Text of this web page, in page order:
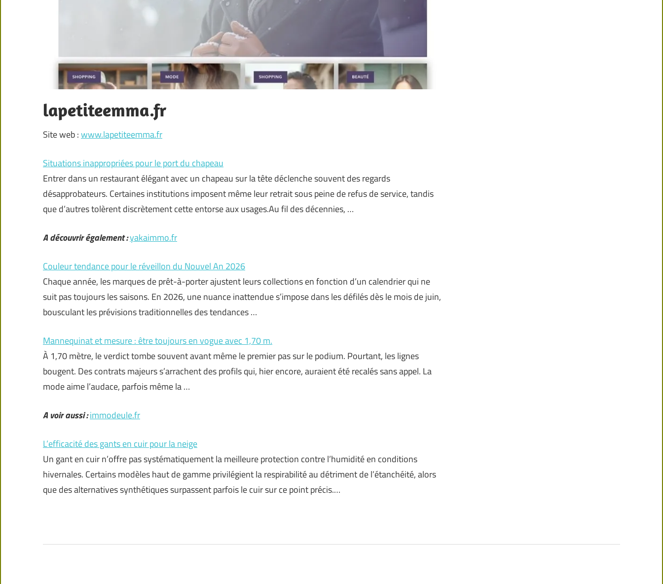
lapetiteemma.fr
Site web :www.lapetiteemma.fr
Situations inappropriées pour le port du chapeau
Entrer dans un restaurant élégant avec un chapeau sur la tête déclenche souvent des regards
désapprobateurs. Certaines institutions imposent même leur retrait sous peine de refus de service, tandis
que d’autres tolèrent discrètement cette entorse aux usages.Au fil des décennies, …
A découvrir également :yakaimmo.fr
Couleur tendance pour le réveillon du Nouvel An 2026
Chaque année, les marques de prêt-à-porter ajustent leurs collections en fonction d’un calendrier qui ne
suit pas toujours les saisons. En 2026, une nuance inattendue s’impose dans les défilés dès le mois de juin,
bousculant les prévisions traditionnelles des tendances …
Mannequinat et mesure : être toujours en vogue avec 1,70 m.
À 1,70 mètre, le verdict tombe souvent avant même le premier pas sur le podium. Pourtant, les lignes
bougent. Des contrats majeurs s’arrachent des profils qui, hier encore, auraient été recalés sans appel. La
mode aime l’audace, parfois même la …
A voir aussi :immodeule.fr
L’efficacité des gants en cuir pour la neige
Un gant en cuir n’offre pas systématiquement la meilleure protection contre l’humidité en conditions
hivernales. Certains modèles haut de gamme privilégient la respirabilité au détriment de l’étanchéité, alors
que des alternatives synthétiques surpassent parfois le cuir sur ce point précis.…